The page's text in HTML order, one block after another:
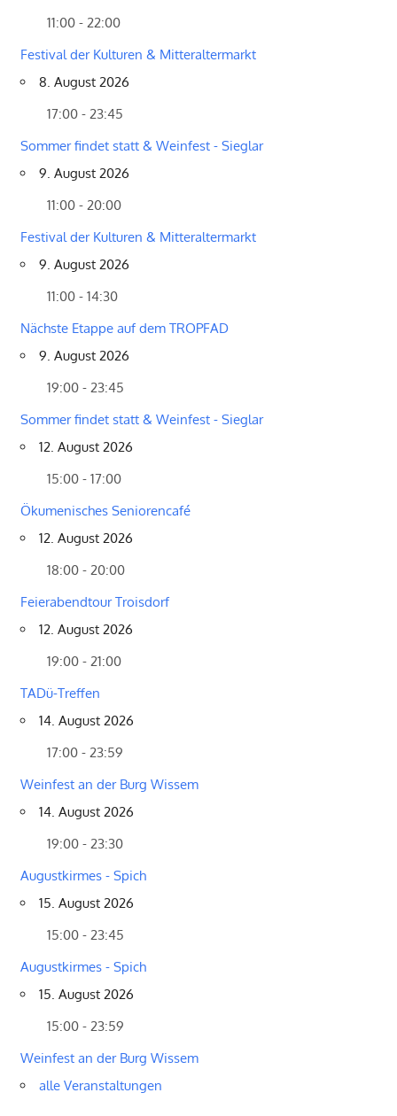
11:00 - 22:00
Festival der Kulturen & Mitteraltermarkt
8. August 2026
17:00 - 23:45
Sommer findet statt & Weinfest - Sieglar
9. August 2026
11:00 - 20:00
Festival der Kulturen & Mitteraltermarkt
9. August 2026
11:00 - 14:30
Nächste Etappe auf dem TROPFAD
9. August 2026
19:00 - 23:45
Sommer findet statt & Weinfest - Sieglar
12. August 2026
15:00 - 17:00
Ökumenisches Seniorencafé
12. August 2026
18:00 - 20:00
Feierabendtour Troisdorf
12. August 2026
19:00 - 21:00
TADü-Treffen
14. August 2026
17:00 - 23:59
Weinfest an der Burg Wissem
14. August 2026
19:00 - 23:30
Augustkirmes - Spich
15. August 2026
15:00 - 23:45
Augustkirmes - Spich
15. August 2026
15:00 - 23:59
Weinfest an der Burg Wissem
alle Veranstaltungen